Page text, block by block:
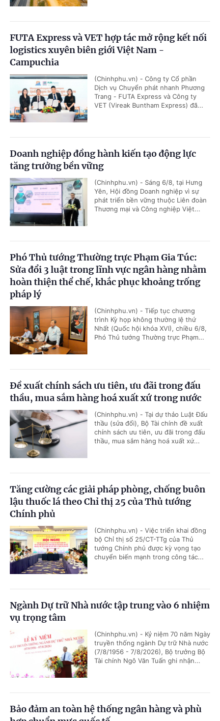
FUTA Express và VET hợp tác mở rộng kết nối
logistics xuyên biên giới Việt Nam -
Campuchia
(Chinhphu.vn) - Công ty Cổ phần
Dịch vụ Chuyển phát nhanh Phương
Trang - FUTA Express và Công ty
VET (Vireak Buntham Express) đã...
Doanh nghiệp đồng hành kiến tạo động lực
tăng trưởng bền vững
(Chinhphu.vn) - Sáng 6/8, tại Hưng
Yên, Hội đồng Doanh nghiệp vì sự
phát triển bền vững thuộc Liên đoàn
Thương mại và Công nghiệp Việt...
Phó Thủ tướng Thường trực Phạm Gia Túc:
Sửa đổi 3 luật trong lĩnh vực ngân hàng nhằm
hoàn thiện thể chế, khắc phục khoảng trống
pháp lý
(Chinhphu.vn) - Tiếp tục chương
trình Kỳ họp không thường lệ thứ
Nhất (Quốc hội khóa XVI), chiều 6/8,
Phó Thủ tướng Thường trực Phạm...
Đề xuất chính sách ưu tiên, ưu đãi trong đấu
thầu, mua sắm hàng hoá xuất xứ trong nước
(Chinhphu.vn) - Tại dự thảo Luật Đấu
thầu (sửa đổi), Bộ Tài chính đề xuất
chính sách ưu tiên, ưu đãi trong đấu
thầu, mua sắm hàng hoá xuất xứ...
Tăng cường các giải pháp phòng, chống buôn
lậu thuốc lá theo Chỉ thị 25 của Thủ tướng
Chính phủ
(Chinhphu.vn) - Việc triển khai đồng
bộ Chỉ thị số 25/CT-TTg của Thủ
tướng Chính phủ được kỳ vọng tạo
chuyển biến mạnh trong công tác...
Ngành Dự trữ Nhà nước tập trung vào 6 nhiệm
vụ trọng tâm
(Chinhphu.vn) - Kỷ niệm 70 năm Ngày
truyền thống ngành Dự trữ Nhà nước
(7/8/1956 - 7/8/2026), Bộ trưởng Bộ
Tài chính Ngô Văn Tuấn ghi nhận...
Bảo đảm an toàn hệ thống ngân hàng và phù